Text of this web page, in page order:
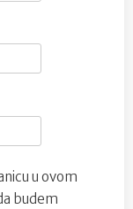
u ovom
budem